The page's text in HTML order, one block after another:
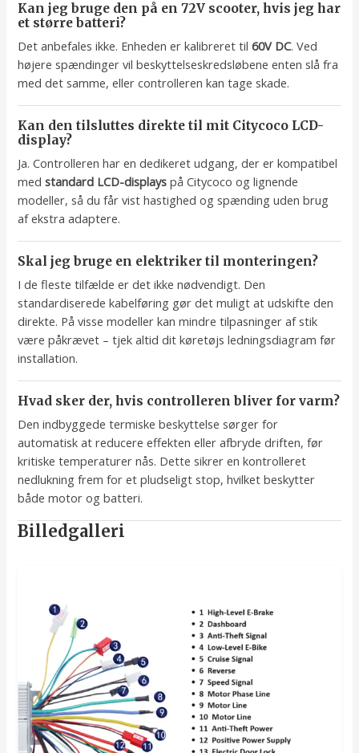
Kan jeg bruge den på en 72V scooter, hvis jeg har
et større batteri?
Det anbefales ikke. Enheden er kalibreret til60V DC. Ved
højere spændinger vil beskyttelseskredsløbene enten slå fra
med det samme, eller controlleren kan tage skade.
Kan den tilsluttes direkte til mit Citycoco LCD-
display?
Ja. Controlleren har en dedikeret udgang, der er kompatibel
medstandard LCD-displays på Citycoco og lignende
modeller, så du får vist hastighed og spænding uden brug
af ekstra adaptere.
Skal jeg bruge en elektriker til monteringen?
I de fleste tilfælde er det ikke nødvendigt. Den
standardiserede kabelføring gør det muligt at udskifte den
direkte. På visse modeller kan mindre tilpasninger af stik
være påkrævet – tjek altid dit køretøjs ledningsdiagram før
installation.
Hvad sker der, hvis controlleren bliver for varm?
Den indbyggede termiske beskyttelse sørger for
automatisk at reducere effekten eller afbryde driften, før
kritiske temperaturer nås. Dette sikrer en kontrolleret
nedlukning frem for et pludseligt stop, hvilket beskytter
både motor og batteri.
Billedgalleri